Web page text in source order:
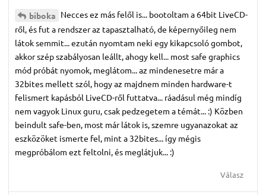
biboka Necces ez más felől is... bootoltam a 64bit LiveCD-
ről, és fut a rendszer az tapasztalható, de képernyőileg nem
látok semmit... ezután nyomtam neki egy kikapcsoló gombot,
akkor szép szabályosan leállt, ahogy kell... most safe graphics
mód próbát nyomok, meglátom... az mindenesetre már a
32bites mellett szól, hogy az majdnem minden hardware-t
felismert kapásból LiveCD-ről futtatva... ráadásul még mindíg
nem vagyok Linux guru, csak pedzegetem a témát... :) Közben
beindult safe-ben, most már látok is, szemre ugyanazokat az
eszközöket ismerte fel, mint a 32bites... így mégis
megpróbálom ezt feltolni, és meglátjuk... :)
Válasz